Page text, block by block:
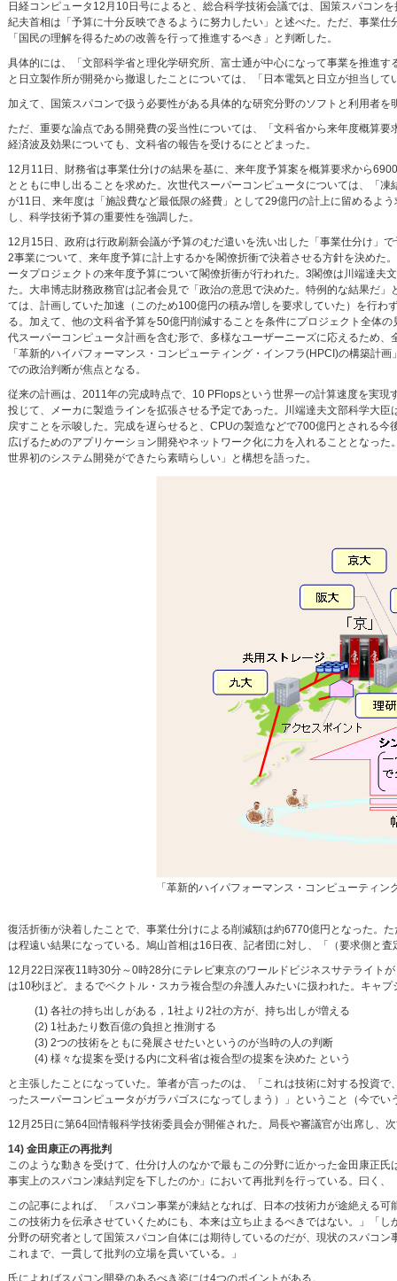
日経コンピュータ12月10日号によると、総合科学技術会議では、国策スパコン
紀夫首相は「予算に十分反映できるように努力したい」と述べた。ただ、事業
「国民の理解を得るための改善を行って推進するべき」と判断した。
具体的には、「文部科学省と理化学研究所、富士通が中心になって事業を推進
と日立製作所が開発から撤退したことについては、「日本電気と日立が担当し
加えて、国策スパコンで扱う必要性がある具体的な研究分野のソフトと利用者
ただ、重要な論点である開発費の妥当性については、「文科省から来年度概算
経済波及効果についても、文科省の報告を受けるにとどまった。
12月11日、財務省は事業仕分けの結果を基に、来年度予算案を概算要求から
とともに申し出ることを求めた。次世代スーパーコンピュータについては、「
が11日、来年度は「施設費など最低限の経費」として29億円の計上に留めるよ
し、科学技術予算の重要性を強調した。
12月15日、政府は行政刷新会議が予算のむだ遣いを洗い出した「事業仕分け」
2事業について、来年度予算に計上するかを閣僚折衝で決着させる方針を決め
ータプロジェクトの来年度予算について閣僚折衝が行われた。3閣僚は川端達
た。大串博志財務政務官は記者会見で「政治の意思で決めた。特例的な結果だ
ては、計画していた加速（このため100億円の積み増しを要求していた）を行
る。加えて、他の文科省予算を50億円削減することを条件にプロジェクト全体
代スーパーコンピュータ計画を含む形で、多様なユーザーニーズに応えるため
「革新的ハイパフォーマンス・コンピューティング・インフラ(HPCI)の構築計
での政治判断が焦点となる。
従来の計画は、2011年の完成時点で、10 PFlopsという世界一の計算速度を実
投じて、メーカに製造ラインを拡張させる予定であった。川端達夫文部科学大
戻すことを示唆した。完成を遅らせると、CPUの製造などで700億円とされる
広げるためのアプリケーション開発やネットワーク化に力を入れることとなっ
世界初のシステム開発ができたら素晴らしい」と構想を語った。
「革新的ハイパフォーマンス・コンピューティ
復活折衝が決着したことで、事業仕分けによる削減額は約6770億円となった。
は程遠い結果になっている。鳩山首相は16日夜、記者団に対し、「（要求側と
12月22日深夜11時30分～0時28分にテレビ東京のワールドビジネスサテライト
は10秒ほど。まるでベクトル・スカラ複合型の弁護人みたいに扱われた。キャプ
(1) 各社の持ち出しがある，1社より2社の方が、持ち出しが増える
(2) 1社あたり数百億の負担と推測する
(3) 2つの技術をともに発展させたいというのが当時の人の判断
(4) 様々な提案を受ける内に文科省は複合型の提案を決めた という
と主張したことになっていた。筆者が言ったのは、「これは技術に対する投資
ったスーパーコンピュータがガラパゴスになってしまう）」ということ（今で
12月25日に第64回情報科学技術委員会が開催された。局長や審議官が出席し、
14) 金田康正の再批判
このような動きを受けて、仕分け人のなかで最もこの分野に近かった金田康正
事実上のスパコン凍結判定を下したのか」において再批判を行っている。曰く
この記事によれば、「スパコン事業が凍結となれば、日本の技術力が途絶える
この技術力を伝承させていくためにも、本来は立ち止まるべきではない。」「
分野の研究者として国策スパコン自体には期待しているのだが、現状のスパコ
これまで、一貫して批判の立場を貫いている。」
氏によればスパコン開発のあるべき姿には4つのポイントがある。